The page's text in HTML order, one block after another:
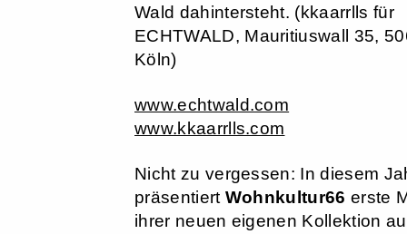
Wald dahintersteht. (kkaarrlls für
ECHTWALD, Mauritiuswall 35,
Köln)
www.echtwald.com
www.kkaarrlls.com
Nicht zu vergessen: In diesem
präsentiert Wohnkultur66 erste
ihrer neuen eigenen Kollektion